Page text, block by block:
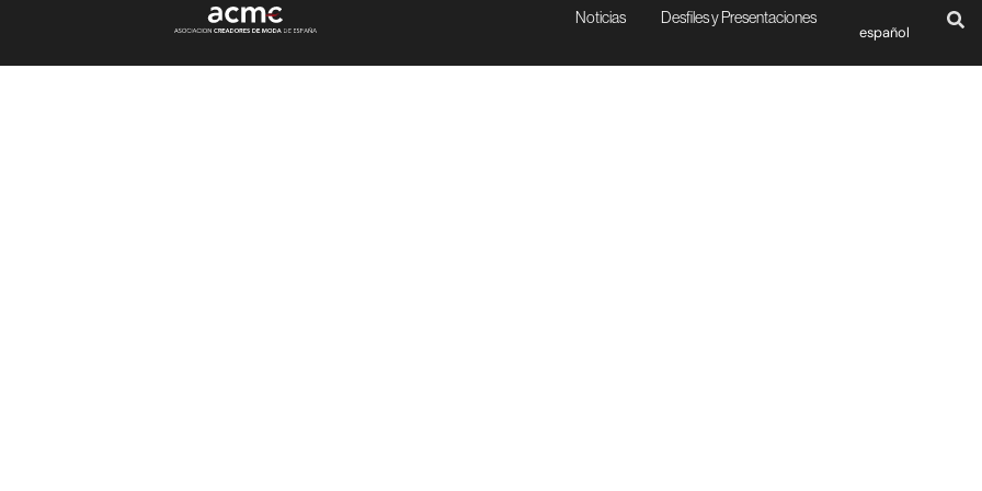
Noticias Desfiles y Presentaciones
español